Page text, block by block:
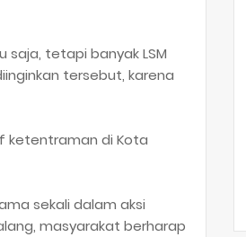
saja, tetapi banyak LSM
tersebut, karena
ketentraman di Kota
sekali dalam aksi
masyarakat berharap